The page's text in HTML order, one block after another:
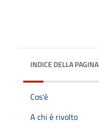
INDICE DELLA PAGINA
Cos'è
A chi è rivolto